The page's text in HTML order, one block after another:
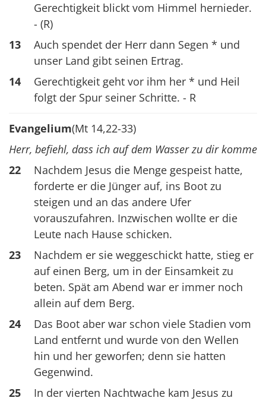
Gerechtigkeit blickt vom Himmel hernieder.
- (R)
13
Auch spendet der Herr dann Segen * und
unser Land gibt seinen Ertrag.
14
Gerechtigkeit geht vor ihm her * und Heil
folgt der Spur seiner Schritte. - R
Evangelium(Mt 14,22-33)
Herr, befiehl, dass ich auf dem Wasser zu dir komme
22
Nachdem Jesus die Menge gespeist hatte,
forderte er die Jünger auf, ins Boot zu
steigen und an das andere Ufer
vorauszufahren. Inzwischen wollte er die
Leute nach Hause schicken.
23
Nachdem er sie weggeschickt hatte, stieg er
auf einen Berg, um in der Einsamkeit zu
beten. Spät am Abend war er immer noch
allein auf dem Berg.
24
Das Boot aber war schon viele Stadien vom
Land entfernt und wurde von den Wellen
hin und her geworfen; denn sie hatten
Gegenwind.
25
In der vierten Nachtwache kam Jesus zu